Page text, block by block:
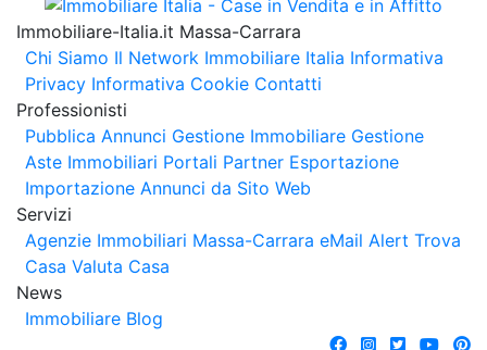
Immobiliare-Italia.it Massa-Carrara
Chi Siamo Il Network Immobiliare Italia Informativa
Privacy Informativa Cookie Contatti
Professionisti
Pubblica Annunci Gestione Immobiliare Gestione
Aste Immobiliari Portali Partner Esportazione
Importazione Annunci da Sito Web
Servizi
Agenzie Immobiliari Massa-Carrara eMail Alert Trova
Casa Valuta Casa
News
Immobiliare Blog